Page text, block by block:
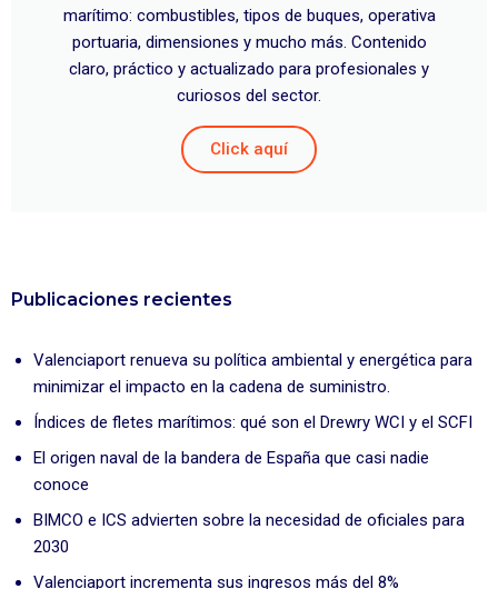
marítimo: combustibles, tipos de buques, operativa
portuaria, dimensiones y mucho más. Contenido
claro, práctico y actualizado para profesionales y
curiosos del sector.
Click aquí
Publicaciones recientes
Valenciaport renueva su política ambiental y energética para
minimizar el impacto en la cadena de suministro.
Índices de fletes marítimos: qué son el Drewry WCI y el SCFI
El origen naval de la bandera de España que casi nadie
conoce
BIMCO e ICS advierten sobre la necesidad de oficiales para
2030
Valenciaport incrementa sus ingresos más del 8%